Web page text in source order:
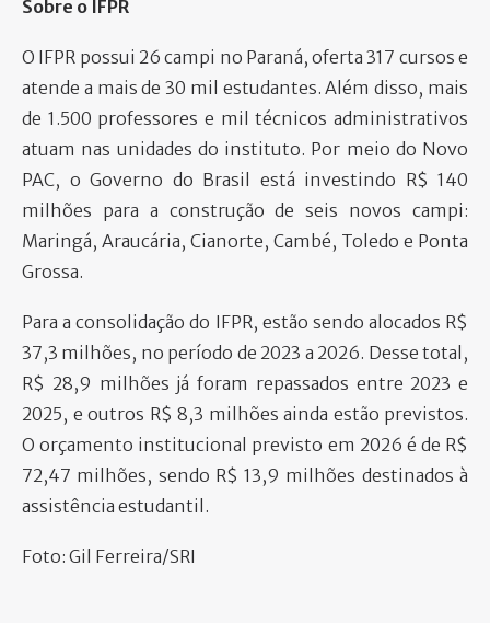
Sobre o IFPR
O IFPR possui 26 campi no Paraná, oferta 317 cursos e
atende a mais de 30 mil estudantes. Além disso, mais
de 1.500 professores e mil técnicos administrativos
atuam nas unidades do instituto. Por meio do Novo
PAC, o Governo do Brasil está investindo R$ 140
milhões para a construção de seis novos campi:
Maringá, Araucária, Cianorte, Cambé, Toledo e Ponta
Grossa.
Para a consolidação do IFPR, estão sendo alocados R$
37,3 milhões, no período de 2023 a 2026. Desse total,
R$ 28,9 milhões já foram repassados entre 2023 e
2025, e outros R$ 8,3 milhões ainda estão previstos.
O orçamento institucional previsto em 2026 é de R$
72,47 milhões, sendo R$ 13,9 milhões destinados à
assistência estudantil.
Foto: Gil Ferreira/SRI